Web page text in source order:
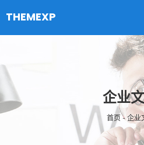
企业
首页 - 企业